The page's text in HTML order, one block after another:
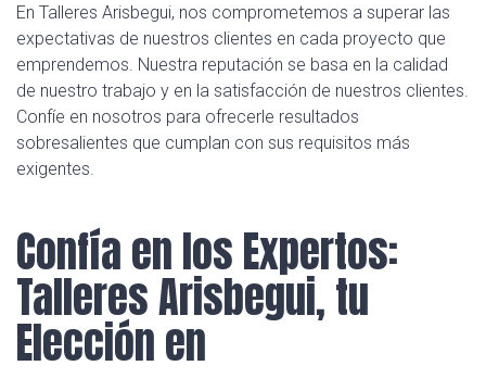
En Talleres Arisbegui, nos comprometemos a superar las
expectativas de nuestros clientes en cada proyecto que
emprendemos. Nuestra reputación se basa en la calidad
de nuestro trabajo y en la satisfacción de nuestros clientes.
Confíe en nosotros para ofrecerle resultados
sobresalientes que cumplan con sus requisitos más
exigentes.
Confía en los Expertos:
Talleres Arisbegui, tu
Elección en